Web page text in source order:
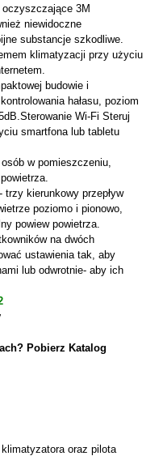
3M
niewidoczne
substancje szkodliwe.
klimatyzacji przy użyciu
budowie i
hałasu, poziom
Wi-Fi Steruj
smartfona lub tabletu
w pomieszczeniu,
- trzy kierunkowy przepływ
poziomo i pionowo,
powiew powietrza.
na dwóch
ustawienia tak, aby
lub odwrotnie- aby ich
Pobierz Katalog
oraz pilota